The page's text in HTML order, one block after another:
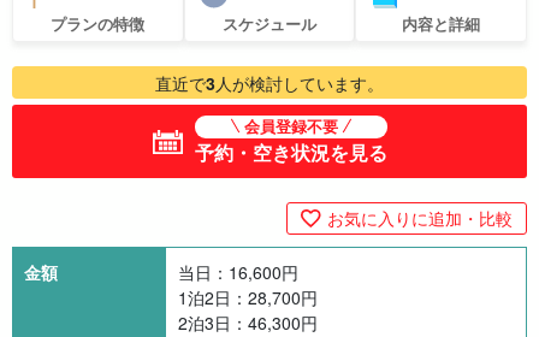
プランの特徴 スケジュール 内容と詳細
直近で3人が検討しています。
会員登録不要
予約・空き状況を見る
お気に入りに追加・比較
金額 当日： 16,600円
1泊2日： 28,700円
2泊3日： 46,300円